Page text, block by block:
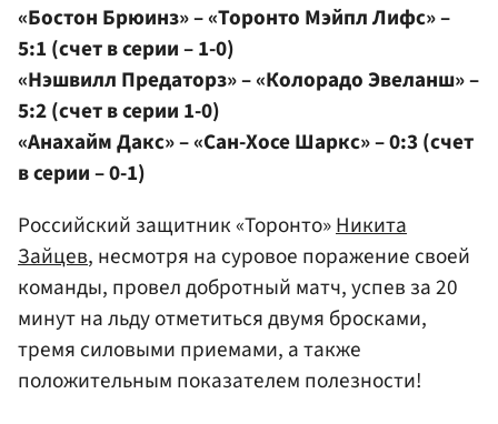
«Бостон Брюинз» – «Торонто Мэйпл Лифс» –
5:1 (счет в серии – 1-0)
«Нэшвилл Предаторз» – «Колорадо Эвеланш» –
5:2 (счет в серии 1-0)
«Анахайм Дакс» – «Сан-Хосе Шаркс» – 0:3 (счет
в серии – 0-1)
Российский защитник «Торонто»Никита
Зайцев, несмотря на суровое поражение своей
команды, провел добротный матч, успев за 20
минут на льду отметиться двумя бросками,
тремя силовыми приемами, а также
положительным показателем полезности!